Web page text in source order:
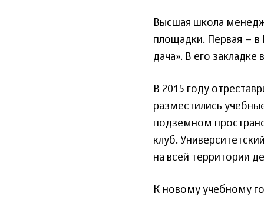
Высшая школа
площадки. Первая – в
дача». В его
В 2015 году
разместились
подземном
клуб.
на всей территории
К новому учебному